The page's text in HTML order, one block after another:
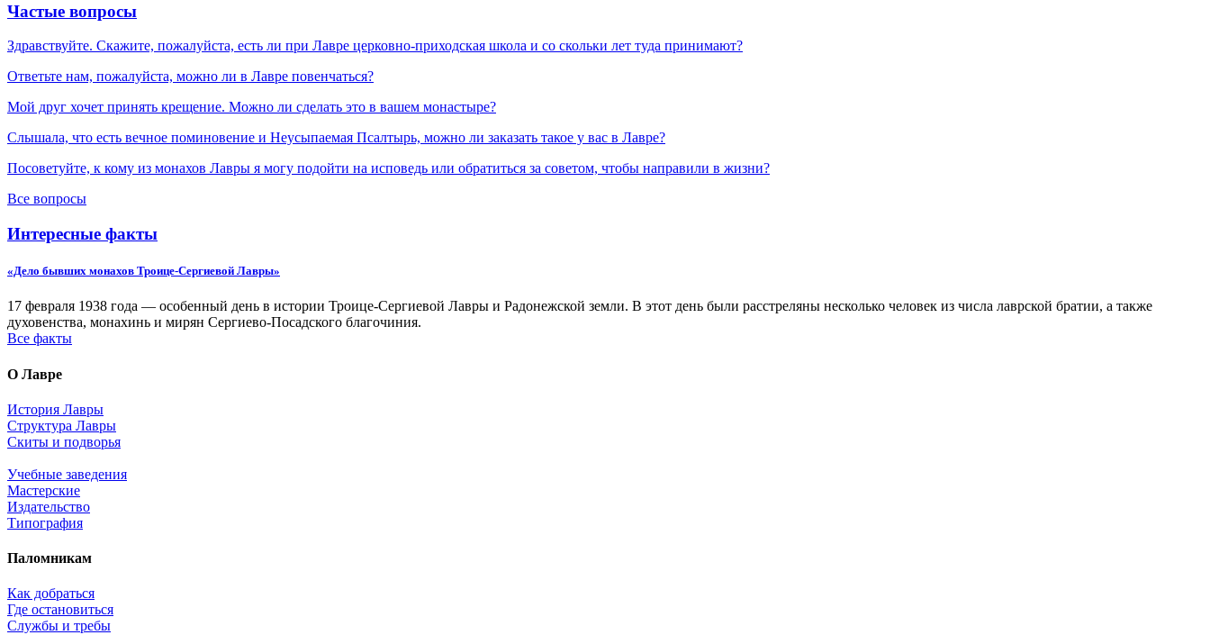
Частые вопросы
Здравствуйте. Скажите, пожалуйста, есть ли при Лавре церковно-приходская школа и со скольки лет туда принимают?
Ответьте нам, пожалуйста, можно ли в Лавре повенчаться?
Мой друг хочет принять крещение. Можно ли сделать это в вашем монастыре?
Слышала, что есть вечное поминовение и Неусыпаемая Псалтырь, можно ли заказать такое у вас в Лавре?
Посоветуйте, к кому из монахов Лавры я могу подойти на исповедь или обратиться за советом, чтобы направили в жизни?
Все вопросы
Интересные факты
«Дело бывших монахов Троице-Сергиевой Лавры»
17 февраля 1938 года — особенный день в истории Троице-Сергиевой Лавры и Радонежской земли. В этот день были расстреляны несколько человек из числа лаврской братии, а также
духовенства, монахинь и мирян Сергиево-Посадского благочиния.
Все факты
О Лавре
История Лавры
Структура Лавры
Скиты и подворья
Учебные заведения
Мастерские
Издательство
Типография
Паломникам
Как добраться
Где остановиться
Службы и требы